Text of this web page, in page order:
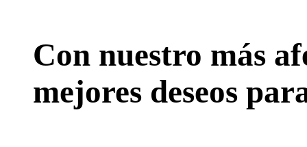
Con nuestro más
mejores deseos